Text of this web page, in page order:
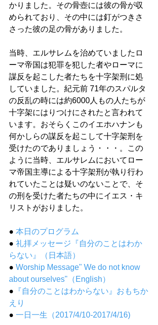
かりました。その骨壺には彼の骨が収
められており、その中には釘がつきさ
さった彼の足の骨がありました。
当時、エルサレムを治めていましたロ
ーマ帝国は犯罪を犯した者やローマに
謀反を起こした者たちを十字架刑に処
していました。紀元前 71年のスパルタ
の反乱の時には約6000人もの人たちが
十字架にはりつけにされたと言われて
います。おそらくこのイエホハナンも
何かしらの謀反を起こして十字架刑を
受けたのでありましょう・・・。この
ように当時、エルサレムにおいてロー
マ帝国主導による十字架刑が執り行わ
れていたことは疑いのないことで、そ
の刑を受けた者たちの中にイエス・キ
リストがおりました。
● 本日のプログラム
● 礼拝メッセージ『自分のことはわか
らない』（日本語）
● Worship Message" We do not know
about ourselves"（English）
● 『自分のことはわからない』おもちか
えり
● 一日一生（2017/4/10-2017/4/16)